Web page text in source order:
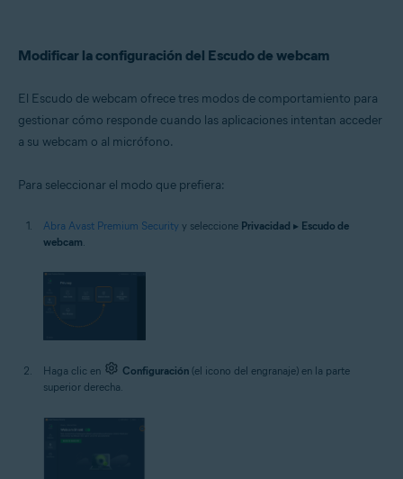
Modificar la configuración del Escudo de webcam
El Escudo de webcam ofrece tres modos de comportamiento para
gestionar cómo responde cuando las aplicaciones intentan acceder
a su webcam o al micrófono.
Para seleccionar el modo que prefiera:
Abra Avast Premium Security y seleccione Privacidad ▸ Escudo de
webcam.
Haga clic en Configuración (el icono del engranaje) en la parte
superior derecha.